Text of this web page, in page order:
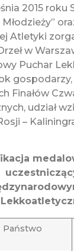
2015 roku
Atletyki
w
Puchar
gospodarzy,
Finałów
udział
–
Państwo